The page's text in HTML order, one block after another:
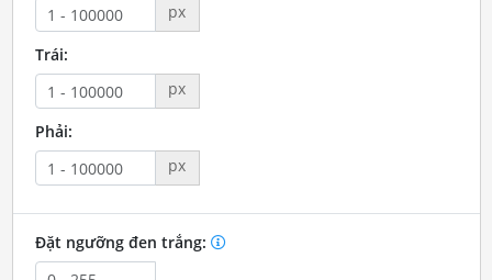
px
Trái:
px
Phải:
px
Đặt ngưỡng đen trắng: